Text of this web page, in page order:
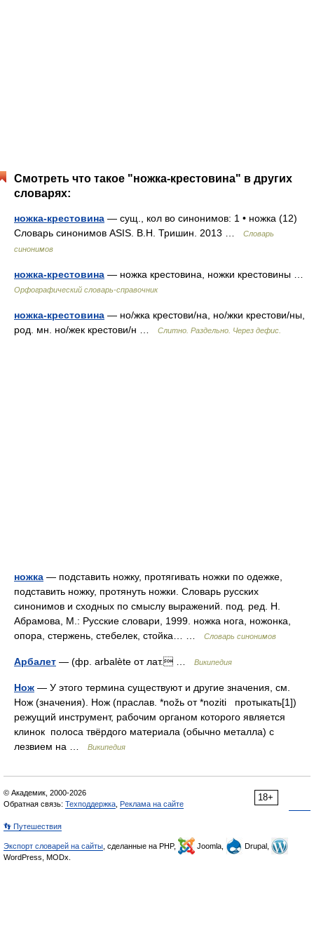
Смотреть что такое "ножка-крестовина" в других
словарях:
ножка-крестовина — сущ., кол во синонимов: 1 • ножка (12)
Словарь синонимов ASIS. В.Н. Тришин. 2013 …
Словарь
синонимов
ножка-крестовина — ножка крестовина, ножки крестовины …
Орфографический словарь-справочник
ножка-крестовина — но/жка крестови/на, но/жки крестови/ны,
род. мн. но/жек крестови/н …
Слитно. Раздельно. Через дефис.
ножка — подставить ножку, протягивать ножки по одежке,
подставить ножку, протянуть ножки. Словарь русских
синонимов и сходных по смыслу выражений. под. ред. Н.
Абрамова, М.: Русские словари, 1999. ножка нога, ножонка,
опора, стержень, стебелек, стойка… …
Словарь синонимов
Арбалет — (фр. arbalète от лат. … Википедия
Нож — У этого термина существуют и другие значения, см.
Нож (значения). Нож (праслав. *nožь от *noziti протыкать[1])
режущий инструмент, рабочим органом которого является
клинок полоса твёрдого материала (обычно металла) с
лезвием на …
Википедия
18+
© Академик, 2000-2026
Обратная связь: Техподдержка Реклама на сайте
👣 Путешествия
Экспорт словарей на сайты , сделанные на PHP, Joomla,
Drupal,
WordPress, MODx.